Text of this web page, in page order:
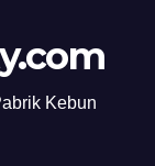
Kebun